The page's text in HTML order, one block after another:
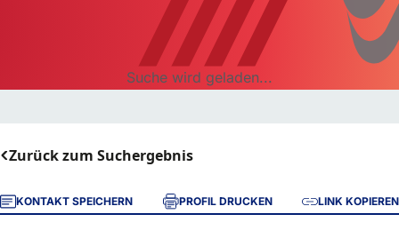
Suche wird geladen...
Zurück zum Suchergebnis
KONTAKT SPEICHERN PROFIL DRUCKEN LINK KOPIEREN